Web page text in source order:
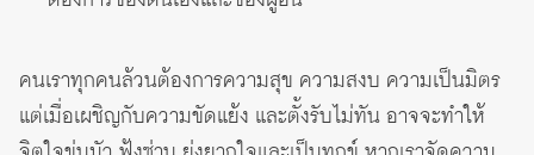
คนเราทุกคนล้วนต้องการความสุข ความสงบ ความเป็นมิตร
แต่เมื่อเผชิญกับความขัดแย้ง และตั้งรับไม่ทัน อาจจะทำให้